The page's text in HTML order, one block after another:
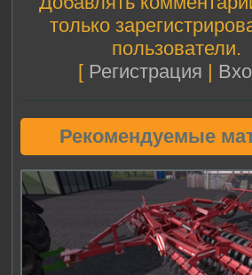
только
пользователи.
[ Регистрация |
Рекомендуемые